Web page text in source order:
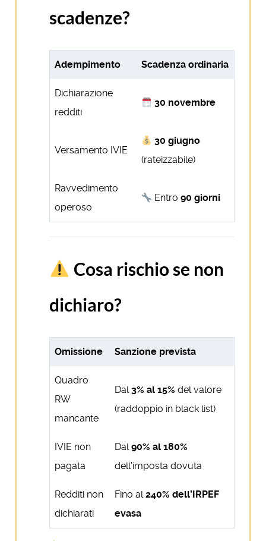
scadenze?
Adempimento Scadenza ordinaria
Dichiarazione
redditi
30 novembre
Versamento IVIE
30 giugno
(rateizzabile)
Ravvedimento
operoso
Entro90 giorni
Cosa rischio se non
dichiaro?
Omissione Sanzione prevista
Quadro
RW
mancante
Dal3% al 15% del valore
(raddoppio in black list)
IVIE non
pagata
Dal90% al 180%
dell’imposta dovuta
Redditi non
dichiarati
Fino al240% dell’IRPEF
evasa